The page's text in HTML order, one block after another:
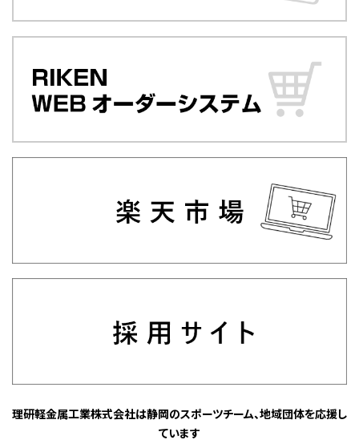
理研軽金属工業株式会社は静岡のスポーツチーム、地域団体を応援し
ています